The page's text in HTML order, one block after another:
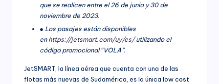
que se realicen entre el 26 de junio y 30 de
noviembre de 2023.
● Los pasajes están disponibles
enhttps://jetsmart.com/uy/es/utilizando el
códigopromocional “VOLA”.
JetSMART, la línea aérea que cuenta con una de las
flotas más nuevas de Sudamérica, es la única low cost